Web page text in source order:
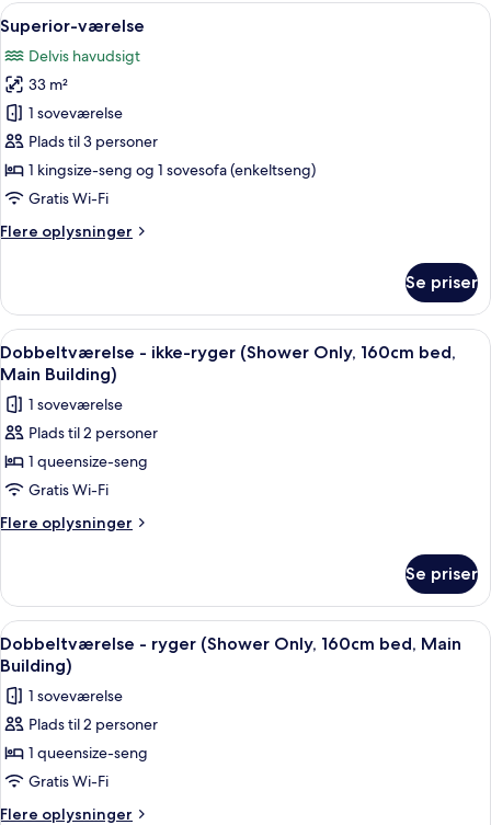
Indlæs
alle
billeder
af
Superior-
værelse
Et moderne soveværelse med en
3
Superior-værelse
Delvis havudsigt
33 m²
1 soveværelse
Plads til 3 personer
1 kingsize-seng og 1 sovesofa (enkeltseng)
Gratis Wi-Fi
Flere oplysninger
Flere
værelse
Se priser
Indlæs
alle
billeder
af
Dobbeltværelse
-
ikke-
ryger
160cm
bed,
Main
Building)
Et hotelværelse med seng,
1
Dobbeltværelse - ikke-ryger (Shower Only, 160cm bed,
Main Building)
1 soveværelse
Plads til 2 personer
1 queensize-seng
Gratis Wi-Fi
Flere oplysninger
Flere
-
ikke-
ryger
(Shower
160cm
bed,
Building)
Se priser
Indlæs
alle
billeder
af
Dobbeltværelse
-
ryger
(Shower
Et hotelværelse med seng,
1
Dobbeltværelse - ryger (Shower Only, 160cm bed, Main
Building)
1 soveværelse
Plads til 2 personer
1 queensize-seng
Gratis Wi-Fi
Flere oplysninger
Flere